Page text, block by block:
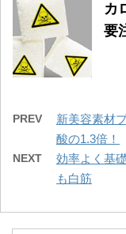
カ
要
PREV
新美容素材
酸の1.3倍！
NEXT
効率よく基
も白筋